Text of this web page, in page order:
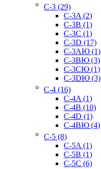
C-3 (29)
C-3A (2)
C-3B (1)
C-3C (1)
C-3D (17)
C-3AЮ (1)
C-3BЮ (3)
C-3CЮ (1)
C-3DЮ (3)
C-4 (16)
C-4A (1)
C-4B (10)
C-4D (1)
C-4BЮ (4)
C-5 (8)
C-5A (1)
C-5B (1)
C-5C (6)